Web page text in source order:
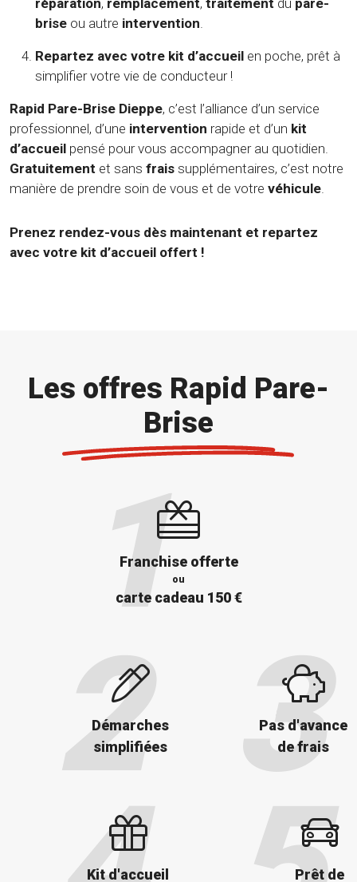
réparation, remplacement, traitement du pare-
brise ou autre intervention.
Repartez avec votre kit d’accueil en poche, prêt à
simplifier votre vie de conducteur !
Rapid Pare-Brise Dieppe, c’est l’alliance d’un service
professionnel, d’une intervention rapide et d’un kit
d’accueil pensé pour vous accompagner au quotidien.
Gratuitement et sans frais supplémentaires, c’est notre
manière de prendre soin de vous et de votre véhicule.
Prenez rendez-vous dès maintenant et repartez
avec votre kit d’accueil offert !
Les offres Rapid Pare-
Brise
Franchise offerte
ou
carte cadeau 150 €
Démarches
simplifiées
Pas d'avance
de frais
Kit d'accueil
Prêt de